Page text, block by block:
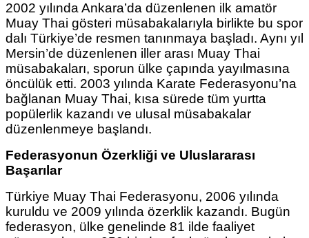
2002 yılında Ankara’da düzenlenen ilk amatör
Muay Thai gösteri müsabakalarıyla birlikte bu spor
dalı Türkiye’de resmen tanınmaya başladı. Aynı yıl
Mersin’de düzenlenen iller arası Muay Thai
müsabakaları, sporun ülke çapında yayılmasına
öncülük etti. 2003 yılında Karate Federasyonu’na
bağlanan Muay Thai, kısa sürede tüm yurtta
popülerlik kazandı ve ulusal müsabakalar
düzenlenmeye başlandı.
Federasyonun Özerkliği ve Uluslararası
Başarılar
Türkiye Muay Thai Federasyonu, 2006 yılında
kuruldu ve 2009 yılında özerklik kazandı. Bugün
federasyon, ülke genelinde 81 ilde faaliyet